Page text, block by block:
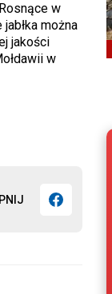
w
można
jakości
w